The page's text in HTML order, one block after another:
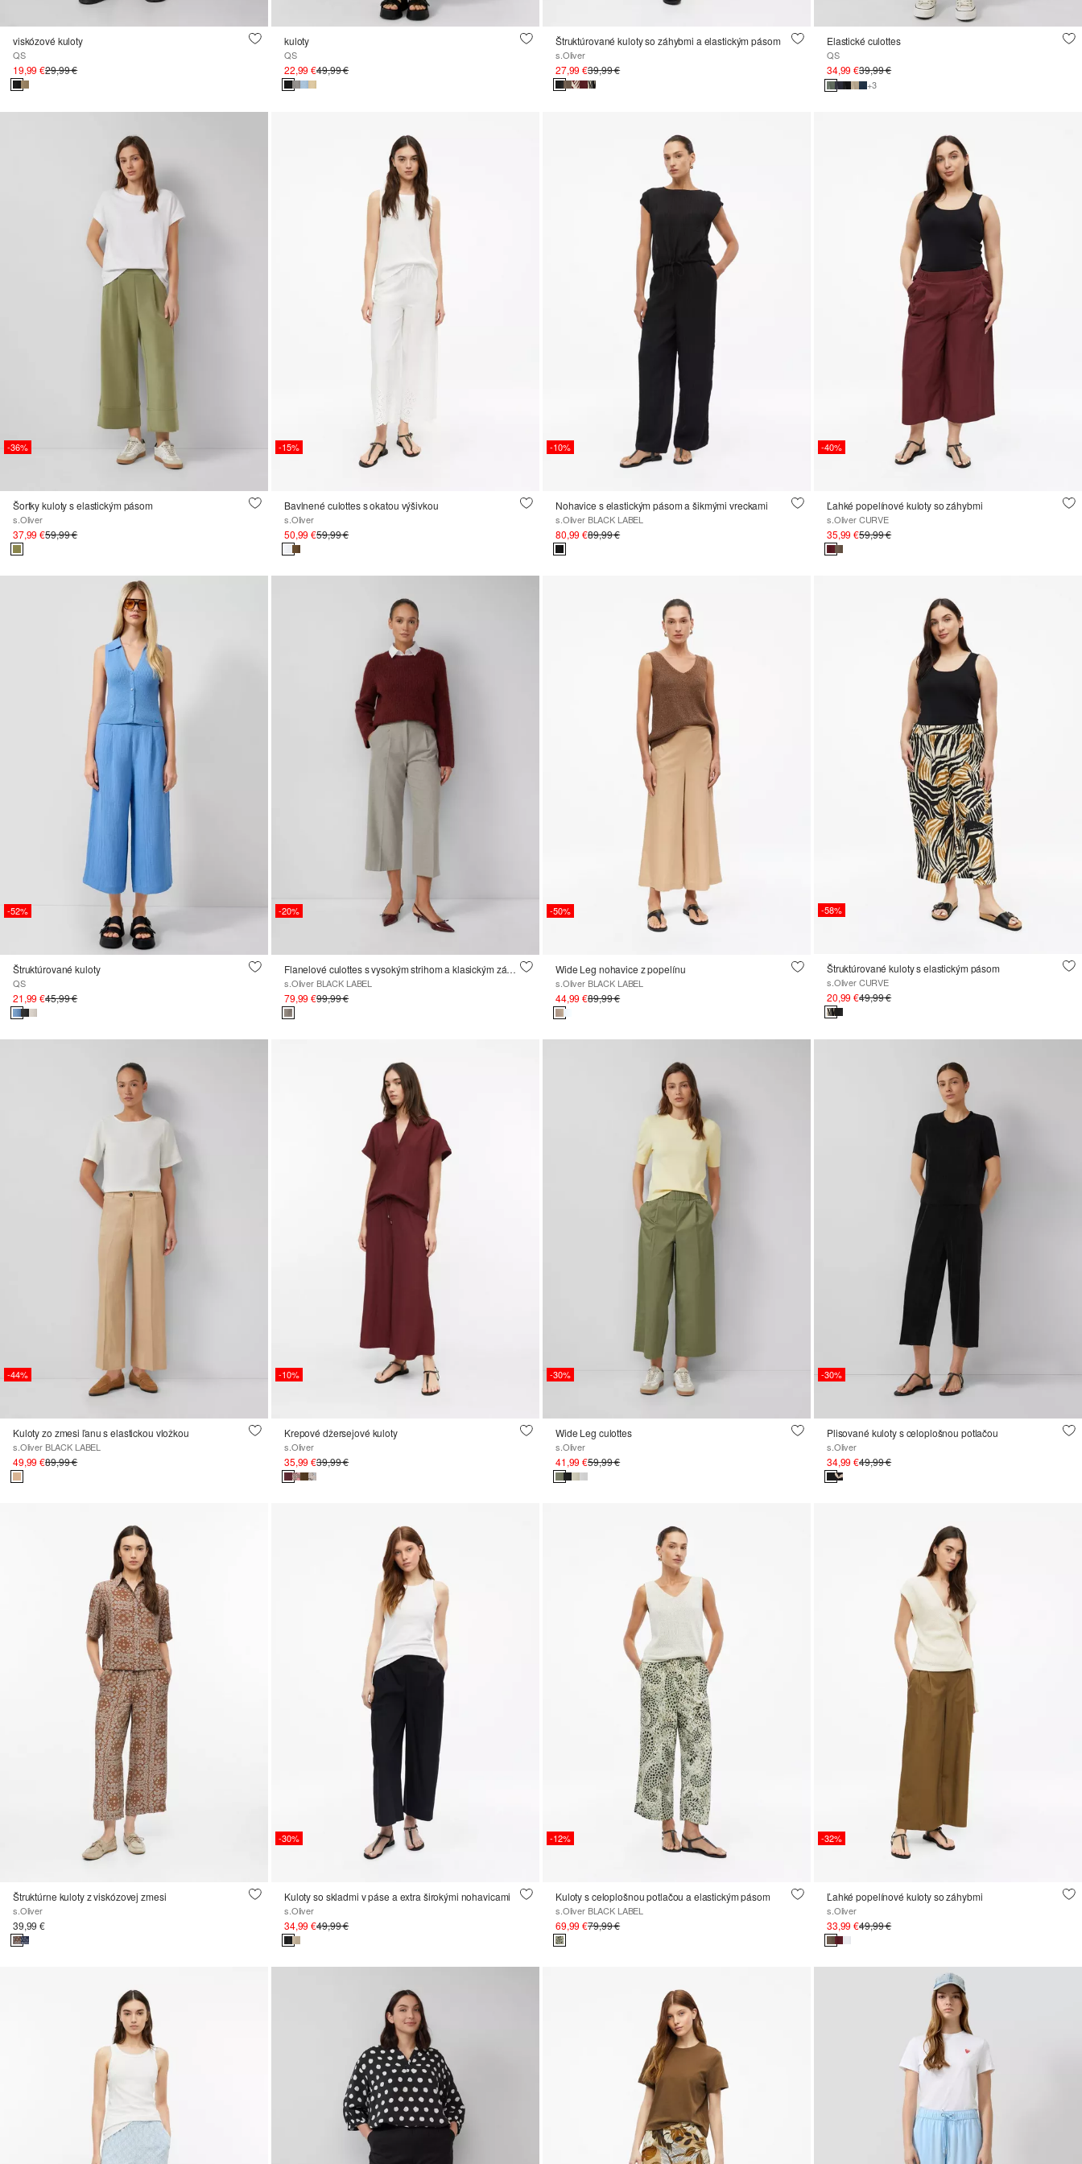
viskózové kuloty
QS
19,99 €29,99 €
kuloty
QS
22,99 €49,99 €
Štruktúrované kuloty so záhybmi a elastickým pásom
s.Oliver
27,99 €39,99 €
Elastické culottes
QS
34,99 €39,99 €
+3
-36%
Šortky kuloty s elastickým pásom
s.Oliver
37,99 €59,99 €
-15%
Bavlnené culottes s okatou výšivkou
s.Oliver
50,99 €59,99 €
-10%
Nohavice s elastickým pásom a šikmými vreckami
s.Oliver BLACK LABEL
80,99 €89,99 €
-40%
Ľahké popelínové kuloty so záhybmi
s.Oliver CURVE
35,99 €59,99 €
-52%
Štruktúrované kuloty
QS
21,99 €45,99 €
-20%
Flanelové culottes s vysokým strihom a klasickým záhybom
s.Oliver BLACK LABEL
79,99 €99,99 €
-50%
Wide Leg nohavice z popelínu
s.Oliver BLACK LABEL
44,99 €89,99 €
-58%
Štruktúrované kuloty s elastickým pásom
s.Oliver CURVE
20,99 €49,99 €
-44%
Kuloty zo zmesi ľanu s elastickou vložkou
s.Oliver BLACK LABEL
49,99 €89,99 €
-10%
Krepové džersejové kuloty
s.Oliver
35,99 €39,99 €
-30%
Wide Leg culottes
s.Oliver
41,99 €59,99 €
-30%
Plisované kuloty s celoplošnou potlačou
s.Oliver
34,99 €49,99 €
Štruktúrne kuloty z viskózovej zmesi
s.Oliver
39,99 €
-30%
Kuloty so skladmi v páse a extra širokými nohavicami
s.Oliver
34,99 €49,99 €
-12%
Kuloty s celoplošnou potlačou a elastickým pásom
s.Oliver BLACK LABEL
69,99 €79,99 €
-32%
Ľahké popelínové kuloty so záhybmi
s.Oliver
33,99 €49,99 €